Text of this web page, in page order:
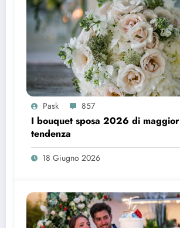
Pask 857
I bouquet sposa 2026 di maggior
tendenza
18 Giugno 2026